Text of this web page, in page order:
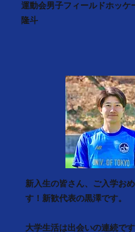
運動会男子フィールドホッ
隆斗
新入生の皆さん、ご入学お
す！新歓代表の黒澤です。
大学生活は出会いの連続で